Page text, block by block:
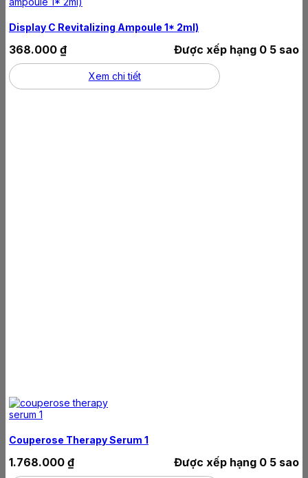
Display C Revitalizing Ampoule 1* 2ml)
Được xếp hạng 0 5 sao
368.000 ₫
Xem chi tiết
Couperose Therapy Serum 1
Được xếp hạng 0 5 sao
1.768.000 ₫